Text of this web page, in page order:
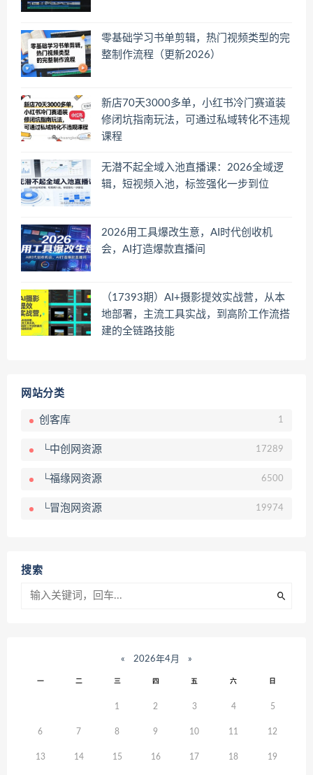
零基础学习书单剪辑，热门视频类型的完
整制作流程（更新2026）
新店70天3000多单，小红书冷门赛道装
修闭坑指南玩法，可通过私域转化不违规
课程
无潜不起全域入池直播课：2026全域逻
辑，短视频入池，标签强化一步到位
2026用工具爆改生意，AI时代创收机
会，AI打造爆款直播间
（17393期）AI+摄影提效实战营，从本
地部署，主流工具实战，到高阶工作流搭
建的全链路技能
网站分类
创客库 1
└中创网资源 17289
└福缘网资源 6500
└冒泡网资源 19974
搜索
« 2026年4月 »
一 二 三 四 五 六 日
1 2 3 4 5
6 7 8 9 10 11 12
13 14 15 16 17 18 19